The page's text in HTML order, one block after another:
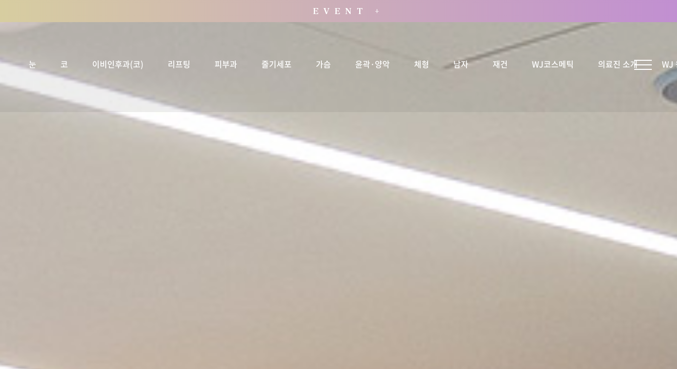
눈 코 이비인후과(코) 리프팅 피부과 줄기세포 가슴 윤곽·양악 체형 남자 재건 WJ코스메틱 의료진 소개 WJ
E V E N T +